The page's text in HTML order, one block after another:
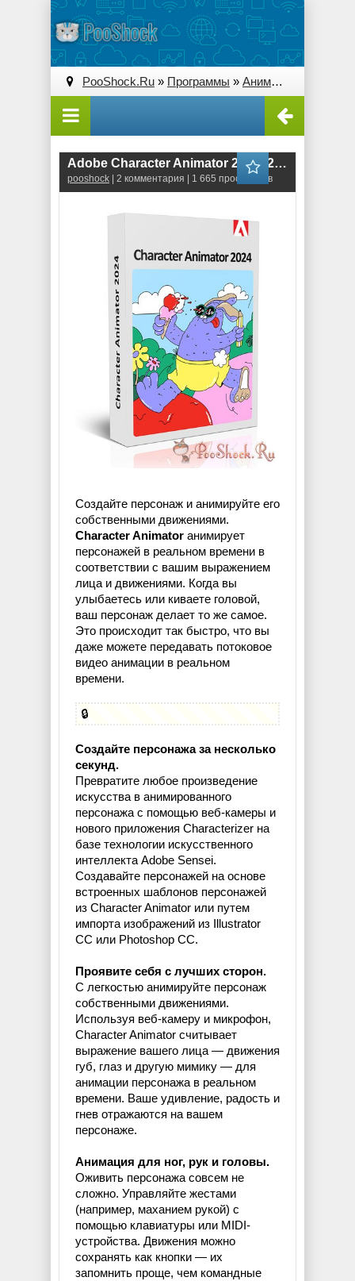
PooShock.Ru » Программы » Анимация и 3D
Adobe Character Animator 2024 (24.2.0.080)
pooshock | 2 комментария | 1 665 просмотров
Создайте персонаж и анимируйте его
собственными движениями.
Character Animator анимирует
персонажей в реальном времени в
соответствии с вашим выражением
лица и движениями. Когда вы
улыбаетесь или киваете головой,
ваш персонаж делает то же самое.
Это происходит так быстро, что вы
даже можете передавать потоковое
видео анимации в реальном
времени.
🔒
Создайте персонажа за несколько
секунд.
Превратите любое произведение
искусства в анимированного
персонажа с помощью веб-камеры и
нового приложения Characterizer на
базе технологии искусственного
интеллекта Adobe Sensei.
Создавайте персонажей на основе
встроенных шаблонов персонажей
из Character Animator или путем
импорта изображений из Illustrator
CC или Photoshop CC.
Проявите себя с лучших сторон.
С легкостью анимируйте персонаж
собственными движениями.
Используя веб-камеру и микрофон,
Character Animator считывает
выражение вашего лица — движения
губ, глаз и другую мимику — для
анимации персонажа в реальном
времени. Ваше удивление, радость и
гнев отражаются на вашем
персонаже.
Анимация для ног, рук и головы.
Оживить персонажа совсем не
сложно. Управляйте жестами
(например, маханием рукой) с
помощью клавиатуры или MIDI-
устройства. Движения можно
сохранять как кнопки — их
запомнить проще, чем командные